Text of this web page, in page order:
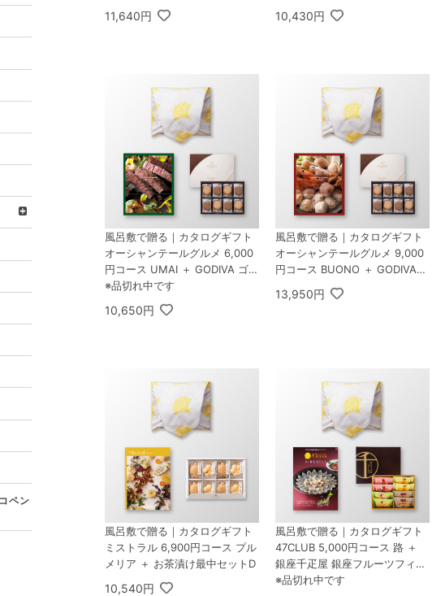
マ バスギフトセット C
11,640円
＋ KUSU HANDMADE くすのき
アロマ バスギフトセット C
10,430円
風呂敷で贈る｜カタログギフト
オーシャンテールグルメ 6,000
円コース UMAI ＋ GODIVA ゴデ
ィバ ラングドシャクッキーアソ
ートメント 30枚入
※品切れ中です
10,650円
風呂敷で贈る｜カタログギフト
オーシャンテールグルメ 9,000
円コース BUONO ＋ GODIVA
ゴディバ ラングドシャクッキー
アソートメント 30枚入
13,950円
風呂敷で贈る｜カタログギフト
ミストラル 6,900円コース プル
メリア ＋ お茶漬け最中セットD
10,540円
風呂敷で贈る｜カタログギフト
47CLUB 5,000円コース 路 ＋
銀座千疋屋 銀座フルーツフィナ
ンシェ 8個入
※品切れ中です
ペン